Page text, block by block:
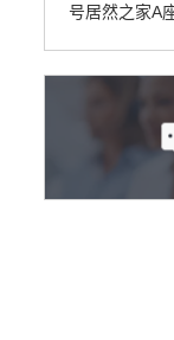
号居然之家A